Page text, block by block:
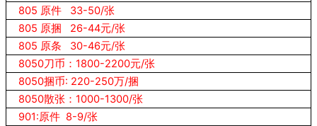
805 原件 33-50/张
805 原捆 26-44元/张
805 原条 30-46元/张
8050刀币：1800-2200元/张
8050捆币: 220-250万/捆
8050散张：1000-1300/张
901:原件 8-9/张